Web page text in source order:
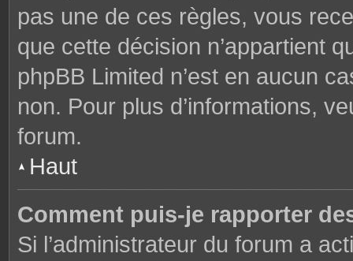
pas une de ces règles, vous
que cette décision n’appartient
phpBB Limited n’est en aucun
non. Pour plus d’informations,
forum.
Haut
Comment puis-je rapporter
Si l’administrateur du forum a